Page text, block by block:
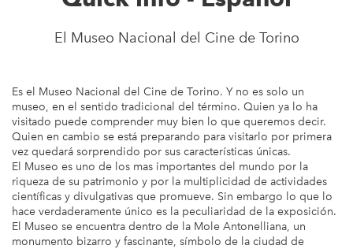
El Museo Nacional del Cine de Torino
Es el Museo Nacional del Cine de Torino. Y no es solo un
museo, en el sentido tradicional del término. Quien ya lo ha
visitado puede comprender muy bien lo que queremos decir.
Quien en cambio se está preparando para visitarlo por primera
vez quedará sorprendido por sus características únicas.
El Museo es uno de los mas importantes del mundo por la
riqueza de su patrimonio y por la multiplicidad de actividades
científicas y divulgativas que promueve. Sin embargo lo que lo
hace verdaderamente único es la peculiaridad de la exposición.
El Museo se encuentra dentro de la Mole Antonelliana, un
monumento bizarro y fascinante, símbolo de la ciudad de